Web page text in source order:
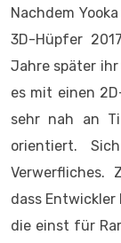
Nachdem
3D-Hüpfer
Jahre später ihr
es mit einen
sehr nah an
orientiert.
Verwerfliches.
dass
die einst für